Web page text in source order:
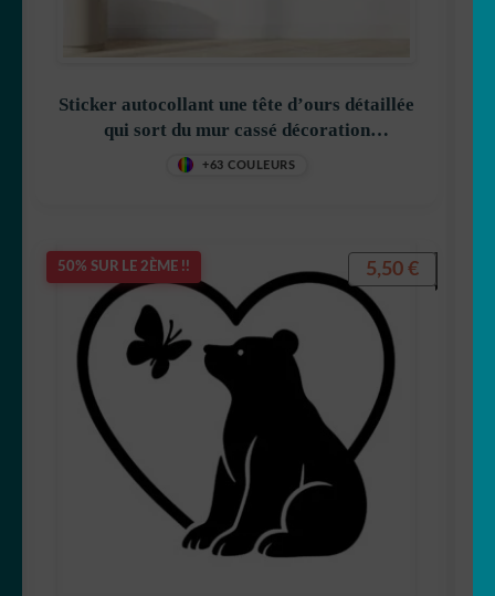
Sticker autocollant une tête d’ours détaillée
qui sort du mur cassé décoration
decostickerstore – QNDB0Q
+63 COULEURS
50% SUR LE 2ÈME !! 5,50 €